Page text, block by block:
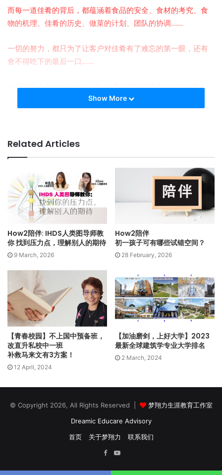
而每一道佳肴的背后，都蕴涵着食品的安全、食材的考究、食
物的机理、佳肴的历史、做菜的计划、团队的协调……
一切的努力，都只为了让客户对佳肴有了难忘的第一眼，还有
舍不得吃下的最后一口……
食品代言人Teng Jian Wei说：“麦当劳的汉堡之所以那么美，
都是烹饪艺术师（food stylist）设计出来的！”
上输入‘厨师’二字，你就可以看见市场的需求！”
找工作，我的餐馆网路也很广，每天都会接到餐馆老板诉苦：
找不到人！”
“马来西亚堪称是专门‘出产’厨师的！”升学顾问Evelyn Chan
说：“基本上不到两年，你就可以读完这个专业！”
我适合走上心理师这条路吗？
吗？会不会被AI淘汰呢……？
Q: 厨师的工作内容……？
一般来说，厨师的工作内容，会涉及菜单设计、原料采购、烹
煮或监督烹煮、安排出菜次序、预算烹调时间、厨房卫生与整
洁等管理、分配工作等，不过工作内容也要视餐馆规模而定。
若在小规模的餐馆，厨师需要起早摸黑，一个人一脚踢，从采
都是24小时轮班，会为下一班厨师准备好他们要的食材，所以
在有规律的工作系统下，厨师踏入厨房时，70%食材已经准备
五星级酒店的厨师一般非常重视客户的满意度，举凡客户不满
Show More
Related Articles
How2陪伴: IHDS人类图导师教
你 找到压力点，理解别人的期待
9 March, 2026
How2陪伴
初一孩子可有哪些试错空间？
28 February, 2026
【青春校园】不上国中预备班，
改直升私校中一班
补救马来文有3方案！
12 April, 2024
【加油磨剑，上好大学】2023
最新全球建筑学专业大学排名
2 March, 2024
© Copyright 2026, All Rights Reserved |
梦翔力生涯教育工作室
Dreamic Educare Advisory
首页
关于梦翔力
联系我们
Facebook
YouTube